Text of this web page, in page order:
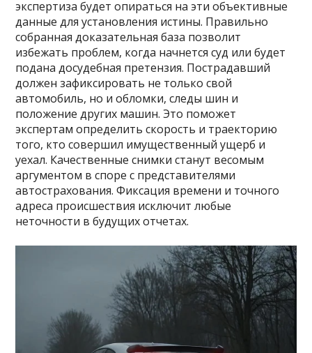
экспертиза будет опираться на эти объективные
данные для установления истины. Правильно
собранная доказательная база позволит
избежать проблем, когда начнется суд или будет
подана досудебная претензия. Пострадавший
должен зафиксировать не только свой
автомобиль, но и обломки, следы шин и
положение других машин. Это поможет
экспертам определить скорость и траекторию
того, кто совершил имущественный ущерб и
уехал. Качественные снимки станут весомым
аргументом в споре с представителями
автострахования. Фиксация времени и точного
адреса происшествия исключит любые
неточности в будущих отчетах.